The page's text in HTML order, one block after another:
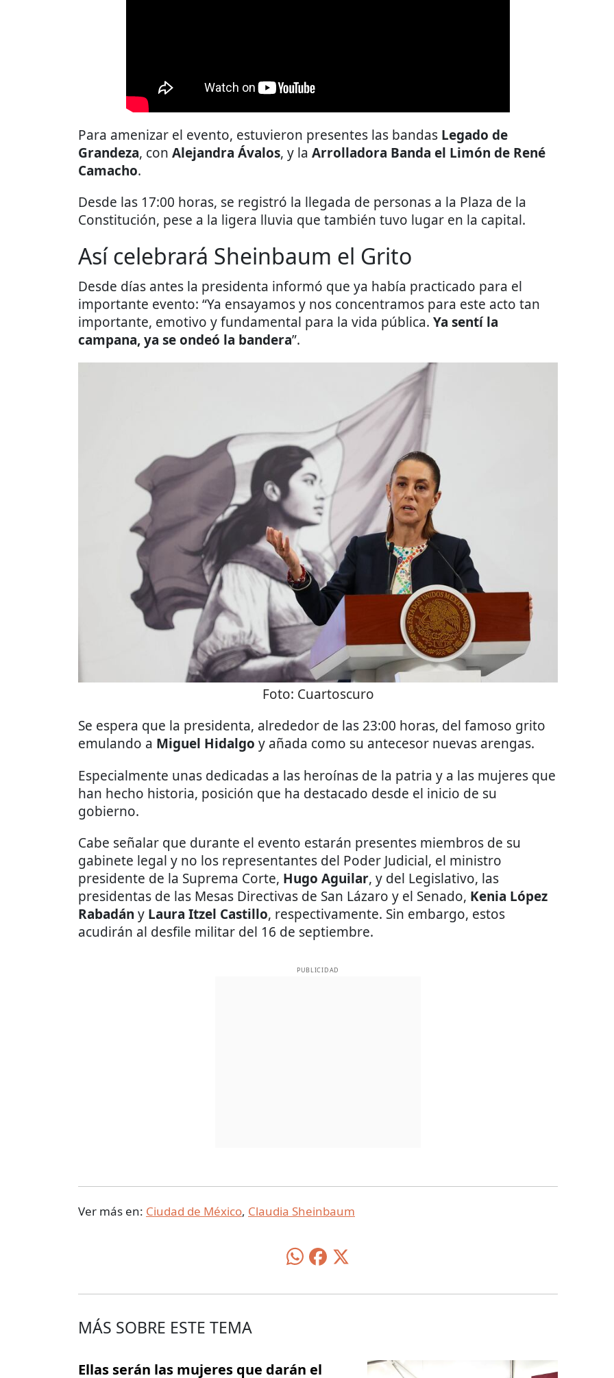
Para amenizar el evento, estuvieron presentes las bandas Legado de
Grandeza, con Alejandra Ávalos, y la Arrolladora Banda el Limón de René
Camacho.
Desde las 17:00 horas, se registró la llegada de personas a la Plaza de la
Constitución, pese a la ligera lluvia que también tuvo lugar en la capital.
Así celebrará Sheinbaum el Grito
Desde días antes la presidenta informó que ya había practicado para el
importante evento: “Ya ensayamos y nos concentramos para este acto tan
importante, emotivo y fundamental para la vida pública. Ya sentí la
campana, ya se ondeó la bandera”.
Foto: Cuartoscuro
Se espera que la presidenta, alrededor de las 23:00 horas, del famoso grito
emulando a Miguel Hidalgo y añada como su antecesor nuevas arengas.
Especialmente unas dedicadas a las heroínas de la patria y a las mujeres que
han hecho historia, posición que ha destacado desde el inicio de su
gobierno.
Cabe señalar que durante el evento estarán presentes miembros de su
gabinete legal y no los representantes del Poder Judicial, el ministro
presidente de la Suprema Corte, Hugo Aguilar, y del Legislativo, las
presidentas de las Mesas Directivas de San Lázaro y el Senado, Kenia López
Rabadán y Laura Itzel Castillo, respectivamente. Sin embargo, estos
acudirán al desfile militar del 16 de septiembre.
PUBLICIDAD
Ver más en: Ciudad de México, Claudia Sheinbaum
MÁS SOBRE ESTE TEMA
Ellas serán las mujeres que darán el